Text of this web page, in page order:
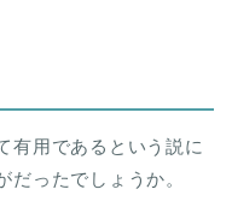
有用であるという説に
ったでしょうか。